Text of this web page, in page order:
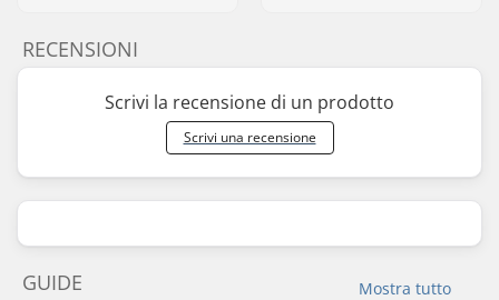
RECENSIONI
Scrivi la recensione di un prodotto
Scrivi una recensione
Mostra tutto
GUIDE